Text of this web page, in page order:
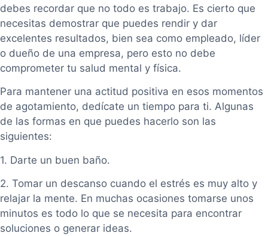
debes recordar que no todo es trabajo. Es cierto que
necesitas demostrar que puedes rendir y dar
excelentes resultados, bien sea como empleado, líder
o dueño de una empresa, pero esto no debe
comprometer tu salud mental y física.
Para mantener una actitud positiva en esos momentos
de agotamiento, dedícate un tiempo para ti. Algunas
de las formas en que puedes hacerlo son las
siguientes:
1. Darte un buen baño.
2. Tomar un descanso cuando el estrés es muy alto y
relajar la mente. En muchas ocasiones tomarse unos
minutos es todo lo que se necesita para encontrar
soluciones o generar ideas.